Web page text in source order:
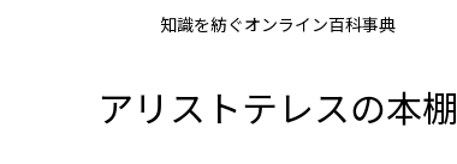
知識を紡ぐオンライン百科事典
アリストテレスの本棚